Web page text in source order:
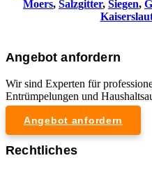
Moers, Salzgitter, Siegen,
Angebot anfordern
Wir sind Experten für
Entrümpelungen und
Angebot anfordern
Rechtliches